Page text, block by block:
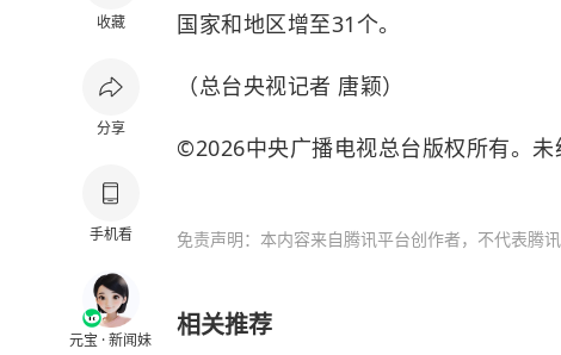
收藏
分享
手机看
元宝 · 新闻妹
国家和地区增至31个。
（总台央视记者 唐颖）
©2026中央广播电视总台版权所有。未
免责声明：本内容来自腾讯平台创作者，不代表腾
相关推荐